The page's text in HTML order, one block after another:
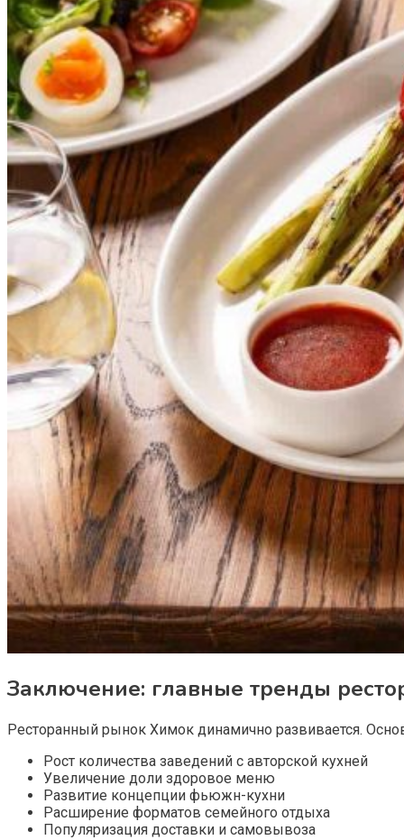
Заключение: главные тренды
Ресторанный рынок Химок динамично развивается.
Рост количества заведений с авторской кухней
Увеличение доли здоровое меню
Развитие концепции фьюжн-кухни
Расширение форматов семейного отдыха
Популяризация доставки и самовывоза